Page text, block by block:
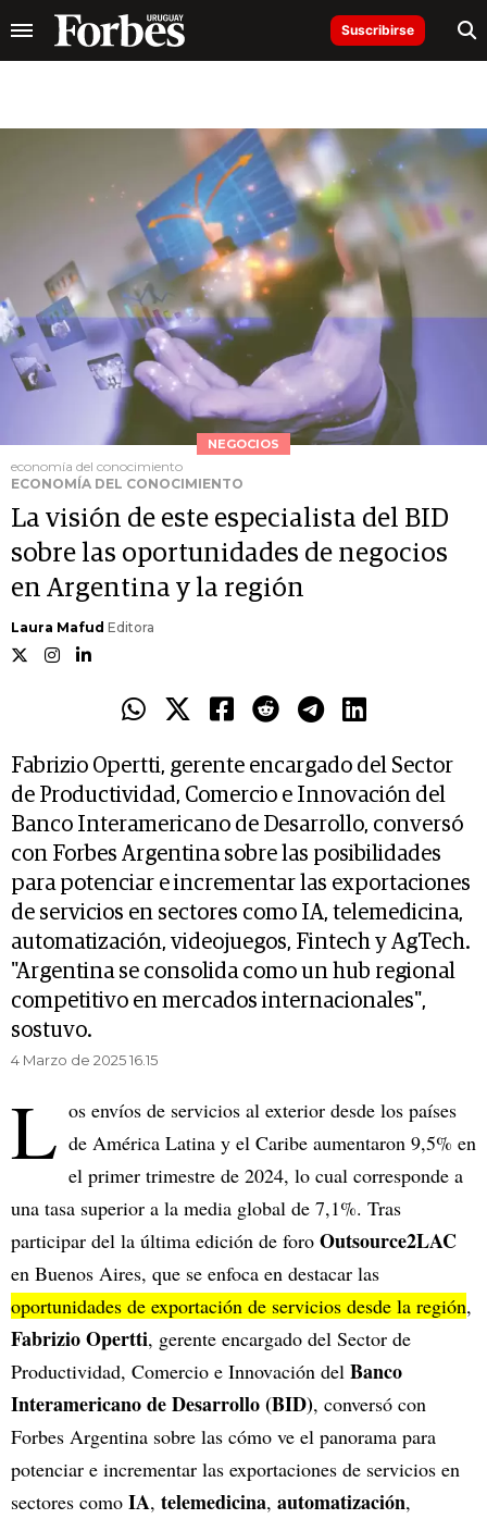
Suscribirse
NEGOCIOS
economía del conocimiento
ECONOMÍA DEL CONOCIMIENTO
La visión de este especialista del BID
sobre las oportunidades de negocios
en Argentina y la región
Laura Mafud Editora
Fabrizio Opertti, gerente encargado del Sector
de Productividad, Comercio e Innovación del
Banco Interamericano de Desarrollo, conversó
con Forbes Argentina sobre las posibilidades
para potenciar e incrementar las exportaciones
de servicios en sectores como IA, telemedicina,
automatización, videojuegos, Fintech y AgTech.
"Argentina se consolida como un hub regional
competitivo en mercados internacionales",
sostuvo.
4 Marzo de 2025 16.15
L os envíos de servicios al exterior desde los países
de América Latina y el Caribe aumentaron 9,5% en
el primer trimestre de 2024, lo cual corresponde a
una tasa superior a la media global de 7,1%. Tras
participar del la última edición de foro Outsource2LAC
en Buenos Aires, que se enfoca en destacar las
oportunidades de exportación de servicios desde la región,
Fabrizio Opertti, gerente encargado del Sector de
Productividad, Comercio e Innovación del Banco
Interamericano de Desarrollo (BID), conversó con
Forbes Argentina sobre las cómo ve el panorama para
potenciar e incrementar las exportaciones de servicios en
sectores como IA, telemedicina, automatización,